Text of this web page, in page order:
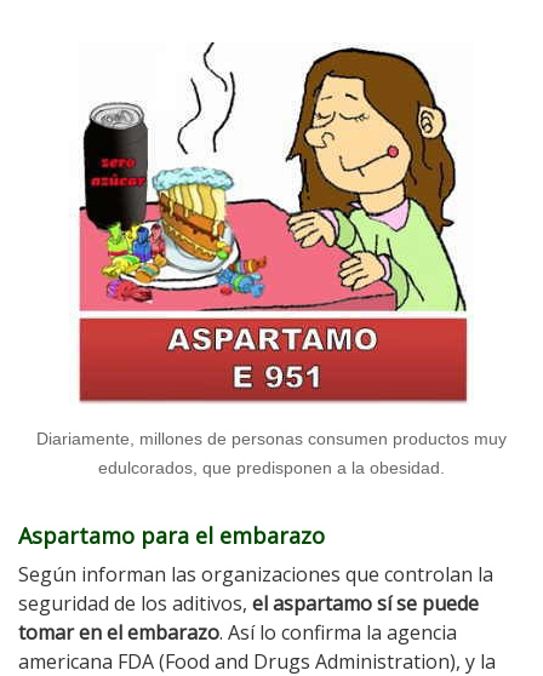
Diariamente, millones de personas consumen productos muy
edulcorados, que predisponen a la obesidad.
Aspartamo para el embarazo
Según informan las organizaciones que controlan la
seguridad de los aditivos, el aspartamo sí se puede
tomar en el embarazo. Así lo confirma la agencia
americana FDA (Food and Drugs Administration), y la